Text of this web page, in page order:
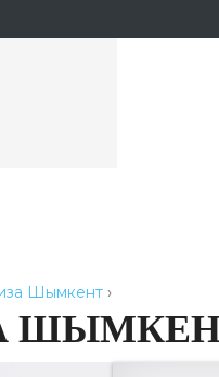
Шымкент ›